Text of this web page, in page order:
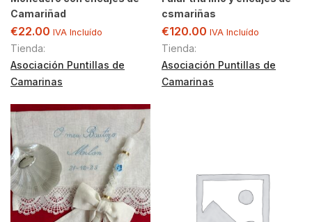
Camariñad
€22.00 IVA Incluído
Tienda:
Asociación Puntillas de
Camarinas
csmariñas
€120.00 IVA Incluído
Tienda:
Asociación Puntillas de
Camarinas